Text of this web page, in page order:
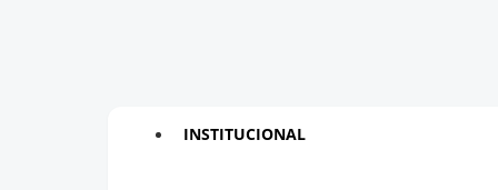
INSTITUCIONAL